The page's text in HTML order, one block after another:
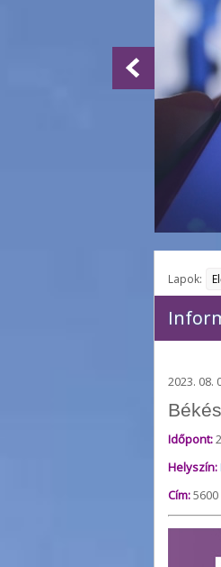
Lapok:
2023. 08.
Időpont:
Helyszín:
Cím: